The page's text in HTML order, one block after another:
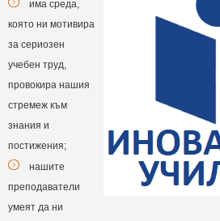
има среда,
която ни мотивира
за сериозен
учебен труд,
провокира нашия
стремеж към
знания и
постижения;
нашите
преподаватели
умеят да ни